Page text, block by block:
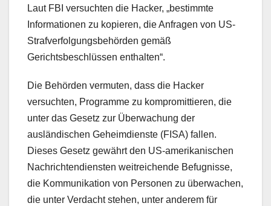
Laut FBI versuchten die Hacker, „bestimmte
Informationen zu kopieren, die Anfragen von US-
Strafverfolgungsbehörden gemäß
Gerichtsbeschlüssen enthalten“.
Die Behörden vermuten, dass die Hacker
versuchten, Programme zu kompromittieren, die
unter das Gesetz zur Überwachung der
ausländischen Geheimdienste (FISA) fallen.
Dieses Gesetz gewährt den US-amerikanischen
Nachrichtendiensten weitreichende Befugnisse,
die Kommunikation von Personen zu überwachen,
die unter Verdacht stehen, unter anderem für